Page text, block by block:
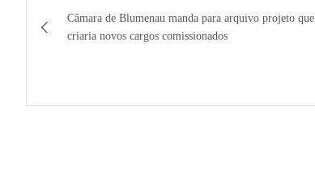
de
Câmara de Blumenau manda para arquivo projeto que
criaria novos cargos comissionados